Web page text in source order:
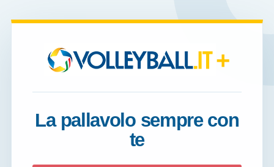
+
La pallavolo sempre con
te